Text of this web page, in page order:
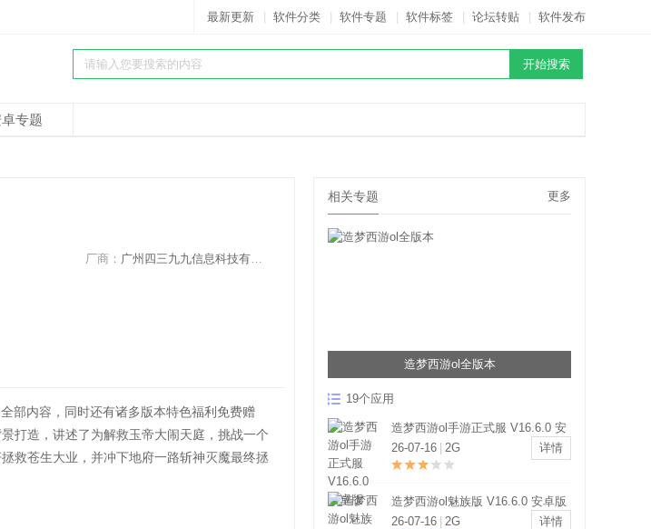
最新更新 软件分类 软件专题 软件标签 论坛转贴 软件发布
专题
厂商： 广州四三九九信息科技有限公司
部内容，同时还有诸多版本特色福利免费赠
打造，讲述了为解救玉帝大闹天庭，挑战一个
救苍生大业，并冲下地府一路斩神灭魔最终拯
相关专题 更多
造梦西游ol全版本
19个应用
造梦西游ol手游正式服 V16.6.0 安
卓版
26-07-16 2G 详情
造梦西游ol魅族版 V16.6.0 安卓版
26-07-16 2G 详情